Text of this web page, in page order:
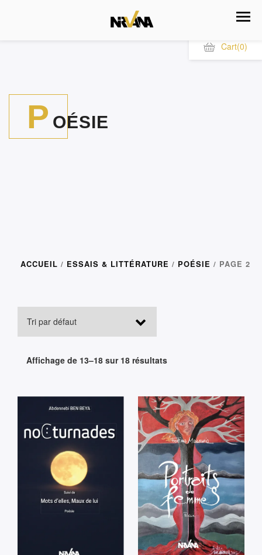
Cart(0)
P OÉSIE
ACCUEIL / ESSAIS & LITTÉRATURE / POÉSIE / PAGE 2
Affichage de 13–18 sur 18 résultats